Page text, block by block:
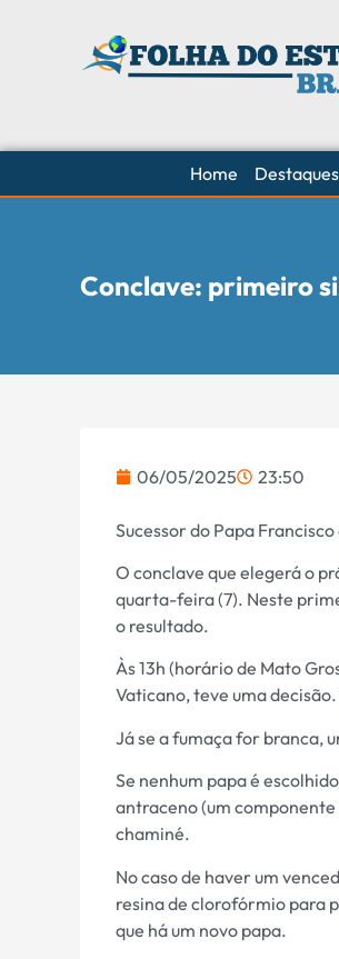
Home Destaques
Conclave: primeiro
06/05/2025 23:50
Sucessor do Papa
O conclave que elegerá o
quarta-feira (7). Neste
o resultado.
Às 13h (horário de Mato
Vaticano, teve uma
Já se a fumaça for branca,
Se nenhum papa é
antraceno (um
chaminé.
No caso de haver um
resina de clorofórmio para
que há um novo papa.